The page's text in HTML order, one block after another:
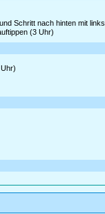
Schritt nach hinten mit links
(3 Uhr)